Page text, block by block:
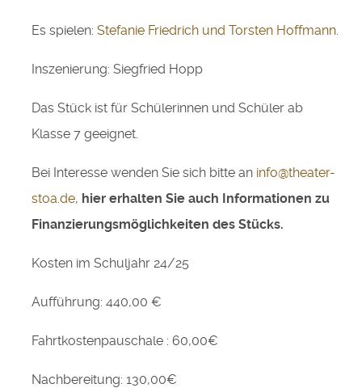
Es spielen: Stefanie Friedrich und Torsten Hoffmann.
Inszenierung: Siegfried Hopp
Das Stück ist für Schülerinnen und Schüler ab
Klasse 7 geeignet.
Bei Interesse wenden Sie sich bitte an info@theater-
stoa.de, hier erhalten Sie auch Informationen zu
Finanzierungsmöglichkeiten des Stücks.
Kosten im Schuljahr 24/25
Aufführung: 440,00 €
Fahrtkostenpauschale : 60,00€
Nachbereitung: 130,00€